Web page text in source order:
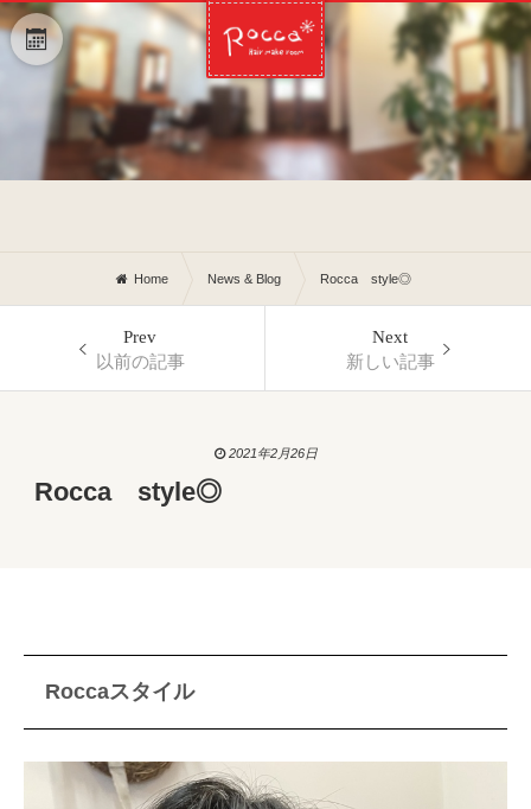
Home News & Blog Rocca style◎
Prev
以前の記事
Next
新しい記事
2021年2月26日
Rocca style◎
Roccaスタイル